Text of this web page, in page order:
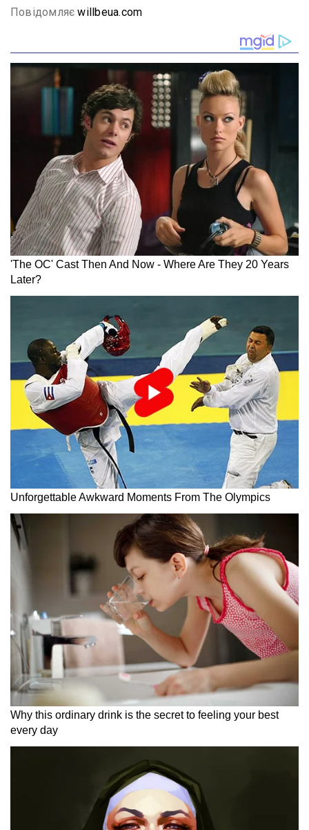
Повідомляєwillbeua.com